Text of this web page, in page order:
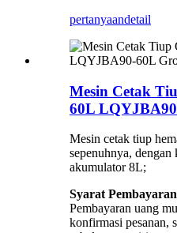
pertanyaandetail
Mesin Cetak
60L
Mesin cetak tiup
sepenuhnya, dengan
akumulator 8L;
Syarat
Pembayaran uang
konfirmasi pesanan,